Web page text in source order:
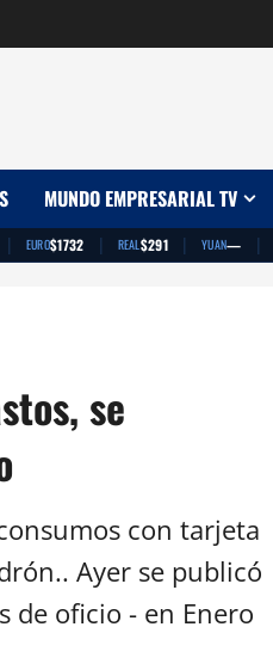
MUNDO EMPRESARIAL TV
| EURO$1732 | REAL$291 | YUAN— |
se
con tarjeta
Ayer se publicó
de oficio - en Enero